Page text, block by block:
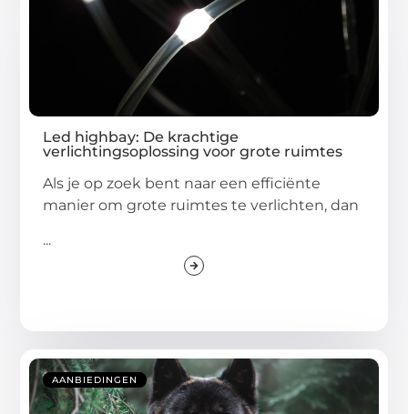
Led highbay: De krachtige
verlichtingsoplossing voor grote ruimtes
Als je op zoek bent naar een efficiënte
manier om grote ruimtes te verlichten, dan
...
AANBIEDINGEN